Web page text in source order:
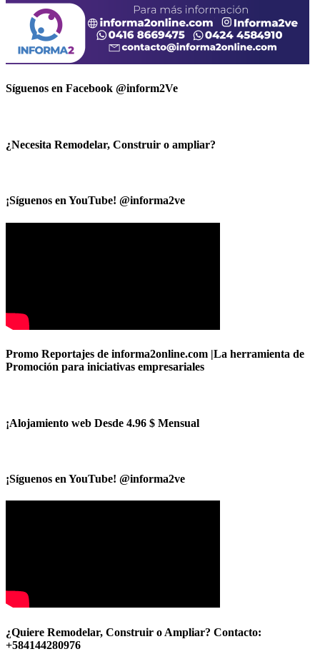
Síguenos en Facebook @inform2Ve
¿Necesita Remodelar, Construir o ampliar?
¡Síguenos en YouTube! @informa2ve
Promo Reportajes de informa2online.com |La herramienta de
Promoción para iniciativas empresariales
¡Alojamiento web Desde 4.96 $ Mensual
¡Síguenos en YouTube! @informa2ve
¿Quiere Remodelar, Construir o Ampliar? Contacto:
+584144280976